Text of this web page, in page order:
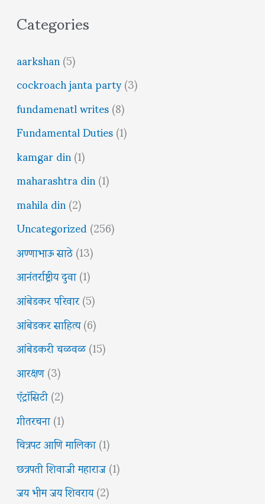
Categories
aarkshan(5)
cockroach janta party(3)
fundamenatl writes(8)
Fundamental Duties(1)
kamgar din(1)
maharashtra din(1)
mahila din(2)
Uncategorized(256)
अण्णाभाऊ साठे(13)
आनंतर्राष्ट्रीय दुवा(1)
आंबेडकर परिवार(5)
आंबेडकर साहित्य(6)
आंबेडकरी चळवळ(15)
आरक्षण(3)
ऍट्रॉसिटी(2)
गीतरचना(1)
चित्रपट आणि मालिका(1)
छत्रपती शिवाजी महाराज(1)
जय भीम जय शिवराय(2)